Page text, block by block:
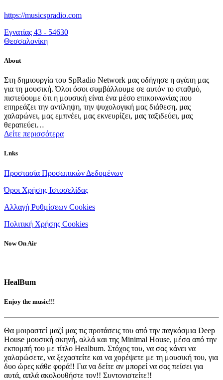
https://musicspradio.com
Εγνατίας 43 - 54630
Θεσσαλονίκη
About
Στη δημιουργία του SpRadio Network μας οδήγησε η αγάπη μας
για τη μουσική. Όλοι όσοι συμβάλλουμε σε αυτόν το σταθμό,
πιστεύουμε ότι η μουσική είναι ένα μέσο επικοινωνίας που
επηρεάζει την αντίληψη, την ψυχολογική μας διάθεση, μας
χαλαρώνει, μας εμπνέει, μας εκνευρίζει, μας ταξιδεύει, μας
θεραπεύει…
Δείτε περισσότερα
Lnks
Προστασία Προσωπικών Δεδομένων
Όροι Χρήσης Ιστοσελίδας
Αλλαγή Ρυθμίσεων Cookies
Πολιτική Χρήσης Cookies
Now On Air
HealBum
Enjoy the music!!!
Θα μοιραστεί μαζί μας τις προτάσεις του από την παγκόσμια Deep
House μουσική σκηνή, αλλά και της Minimal House, μέσα από την
εκπομπή του με τίτλο Healbum. Στόχος του, να σας κάνει να
χαλαρώσετε, να ξεχαστείτε και να χορέψετε με τη μουσική του, για
δυο ώρες κάθε φορά!! Για να δείτε αν μπορεί να σας πείσει για
αυτά, απλά ακολουθήστε τον!! Συντονιστείτε!!